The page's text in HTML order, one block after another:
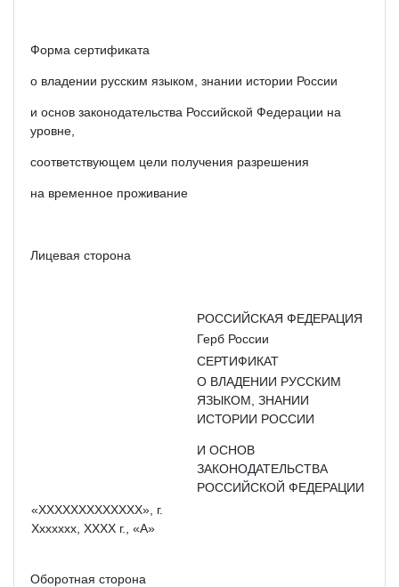
Форма сертификата
о владении русским языком, знании истории России
и основ законодательства Российской Федерации на
уровне,
соответствующем цели получения разрешения
на временное проживание
Лицевая сторона
РОССИЙСКАЯ ФЕДЕРАЦИЯ
Герб России
СЕРТИФИКАТ
О ВЛАДЕНИИ РУССКИМ
ЯЗЫКОМ, ЗНАНИИ
ИСТОРИИ РОССИИ
И ОСНОВ
ЗАКОНОДАТЕЛЬСТВА
РОССИЙСКОЙ ФЕДЕРАЦИИ
«XXXXXXXXXXXXX», г.
Xxxxxxx, XXXX г., «А»
Оборотная сторона